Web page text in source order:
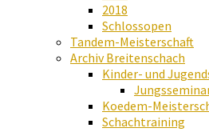
2018
Schlossopen
Tandem-Meisterschaft
Archiv Breitenschach
Kinder- und
Koedem-
Schachtraining